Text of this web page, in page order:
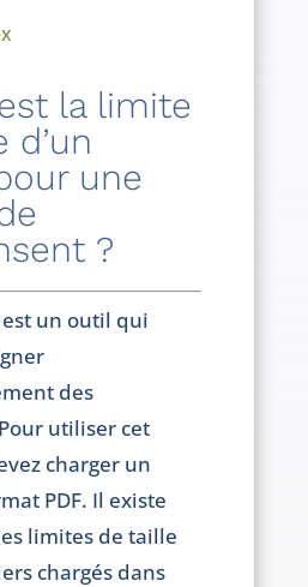
la limite
d’un
une
?
un outil qui
des
utiliser cet
charger un
PDF. Il existe
limites de taille
chargés dans